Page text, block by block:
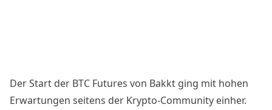
Der Start der BTC Futures von Bakkt ging mit hohen
Erwartungen seitens der Krypto-Community einher.